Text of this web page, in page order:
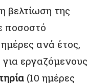
βελτίωση της
ποσοστό
ανά έτος,
εργαζόμενους
(10 ημέρες